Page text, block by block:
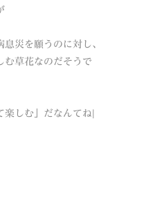
災を願うのに対し、
む草花なのだそうで
しむ」だなんてね|